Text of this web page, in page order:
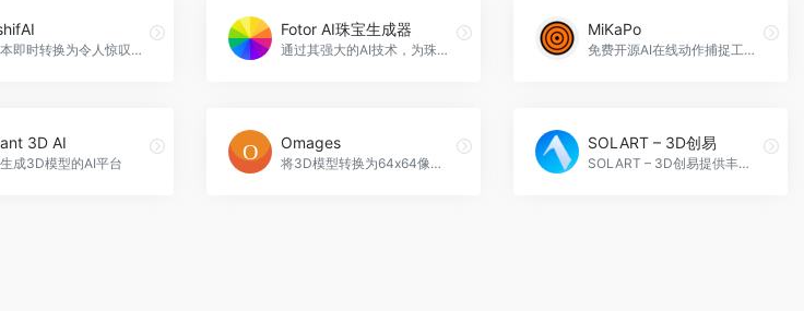
将文本即时转换为令人惊叹的 3D 模型。
Fotor AI珠宝生成器
通过其强大的AI技术，为珠宝设计领域带来了革命性的变化。它不仅简化了设计过程，还极大地扩展了定制和创造力的可能性，Fotor AI珠宝生成器官网入口网址
MiKaPo
免费开源AI在线动作捕捉工具，控制纸片人MMD模型
3D AI
成3D模型的AI平台
Omages
将3D模型转换为64x64像素图像，简化3D形状生成。Omages官网入口网址
SOLART – 3D创易
SOLART – 3D创易提供丰富3D模型，满足多场景需求，以多样价格和便捷操作助力创作。